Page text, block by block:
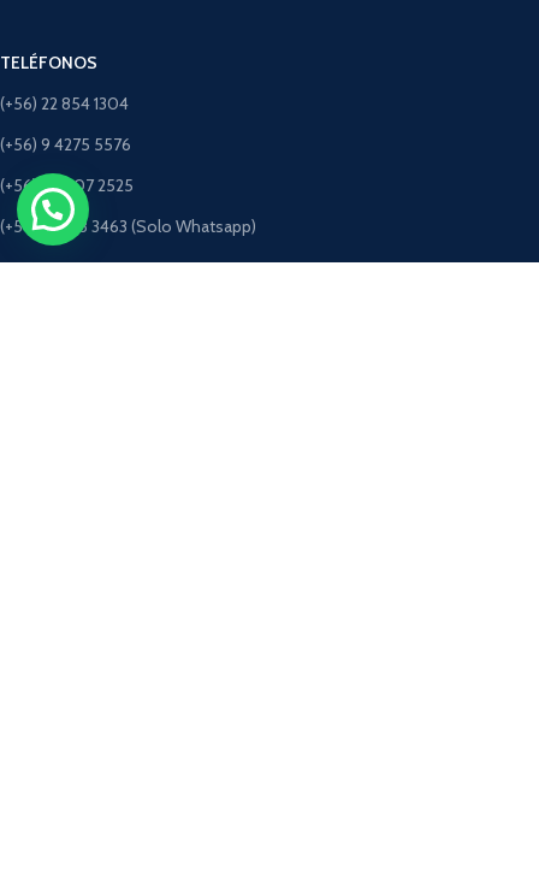
TELÉFONOS
(+56) 22 854 1304
(+56) 9 4275 5576
(+56) 9 9507 2525
(+56) 9 5198 3463 (Solo Whatsapp)